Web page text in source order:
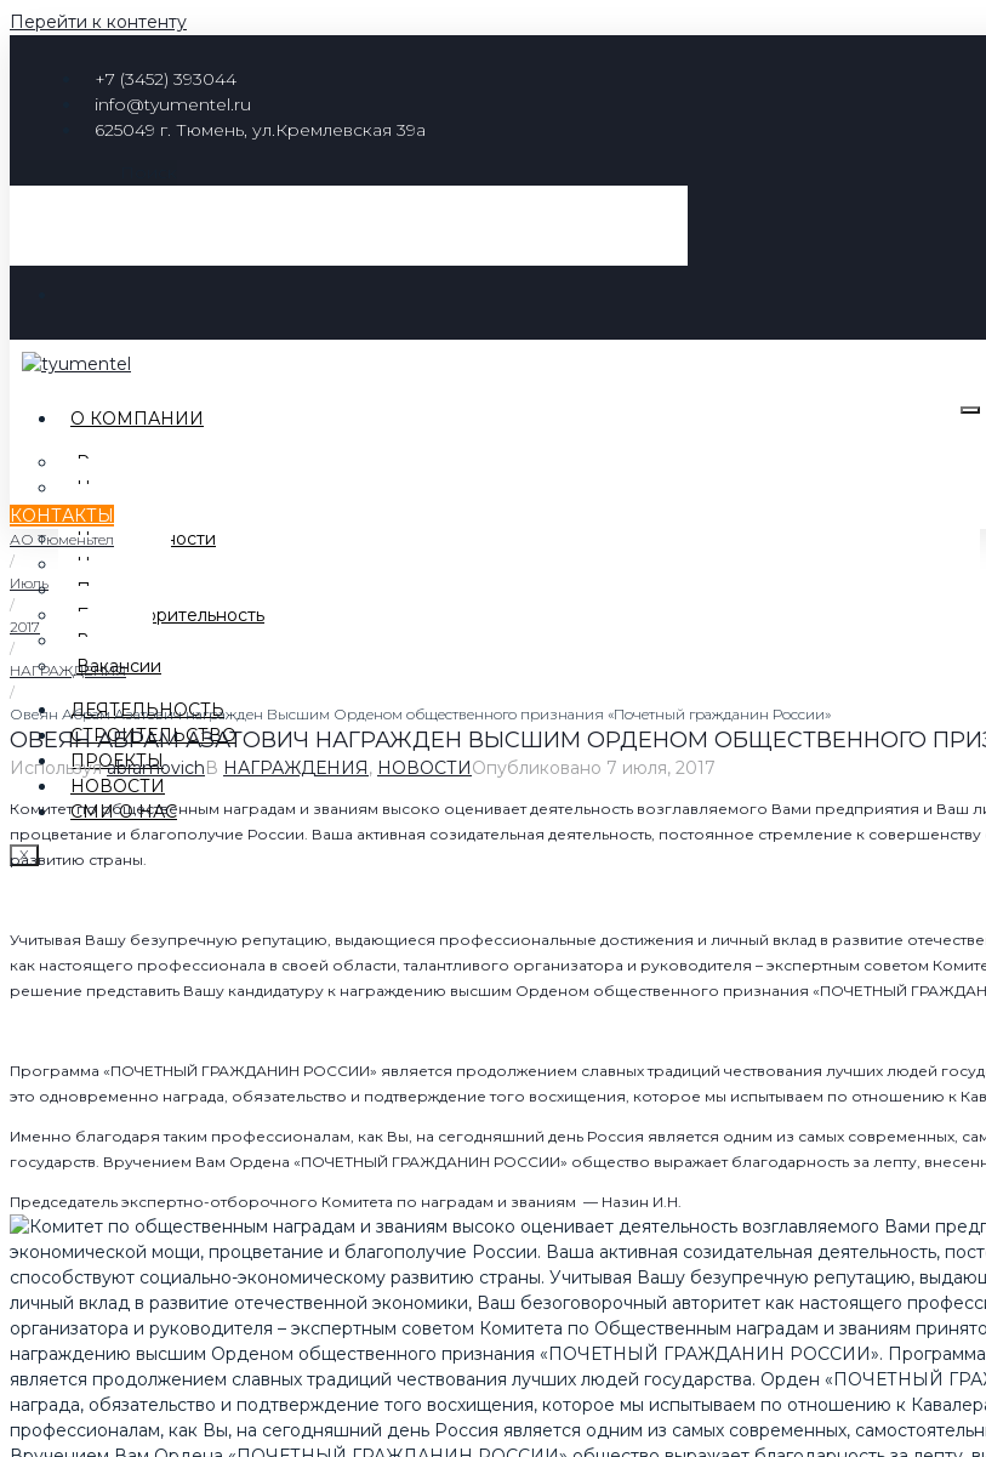
Перейти к контенту
+7 (3452) 393044
info@tyumentel.ru
625049 г. Тюмень, ул.Кремлевская 39а
О КОМПАНИИ
Руководство
Наша история
Наша миссия
Наши ценности
Награды
Партнеры
Благотворительность
Видео
Вакансии
ДЕЯТЕЛЬНОСТЬ
СТРОИТЕЛЬСТВО
ПРОЕКТЫ
НОВОСТИ
СМИ О НАС
X
КОНТАКТЫ
АО Тюменьтел
/
Июль
/
2017
/
НАГРАЖДЕНИЯ
/
Овеян Абрам Азатович награжден Высшим Орденом общественного признания «Почетный гражданин России»
ОВЕЯН АБРАМ АЗАТОВИЧ НАГРАЖДЕН ВЫСШИМ ОРДЕНОМ ОБЩЕСТВЕННОГО
ИспользуяabramovichВ НАГРАЖДЕНИЯ, НОВОСТИОпубликовано 7 июля, 2017
Комитет по общественным наградам и званиям высоко оценивает деятельность возглавляемого Вами предприятия и
процветание и благополучие России. Ваша активная созидательная деятельность, постоянное стремление к
развитию страны.
Учитывая Вашу безупречную репутацию, выдающиеся профессиональные достижения и личный вклад в развитие
как настоящего профессионала в своей области, талантливого организатора и руководителя – экспертным советом
решение представить Вашу кандидатуру к награждению высшим Орденом общественного признания «ПОЧЕТНЫЙ
Программа «ПОЧЕТНЫЙ ГРАЖДАНИН РОССИИ» является продолжением славных традиций чествования лучших людей
это одновременно награда, обязательство и подтверждение того восхищения, которое мы испытываем по отношению к
Именно благодаря таким профессионалам, как Вы, на сегодняшний день Россия является одним из самых современных,
государств. Вручением Вам Ордена «ПОЧЕТНЫЙ ГРАЖДАНИН РОССИИ» общество выражает благодарность за лепту,
Председатель экспертно-отборочного Комитета по наградам и званиям — Назин И.Н.